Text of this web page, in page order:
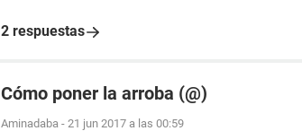
2 respuestas
Cómo poner la arroba (@)
Aminadaba - 21 jun 2017 a las 00:59